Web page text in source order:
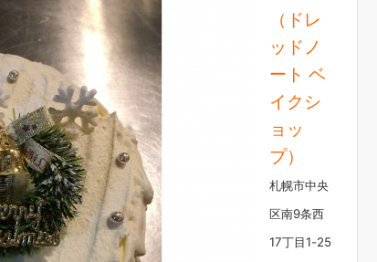
（ドレ
ッドノ
ート ベ
イクシ
ョッ
プ）
札幌市中央
区南9条西
17丁目1-25